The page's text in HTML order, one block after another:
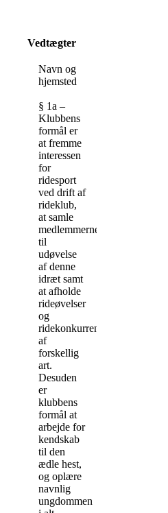
Vedtægter
Navn og
hjemsted
§ 1a –
Klubbens
formål er
at fremme
interessen
for
ridesport
ved drift af
rideklub,
at samle
medlemmerne
til
udøvelse
af denne
idræt samt
at afholde
rideøvelser
og
ridekonkurrencer
af
forskellig
art.
Desuden
er
klubbens
formål at
arbejde for
kendskab
til den
ædle hest,
og oplære
navnlig
ungdommen